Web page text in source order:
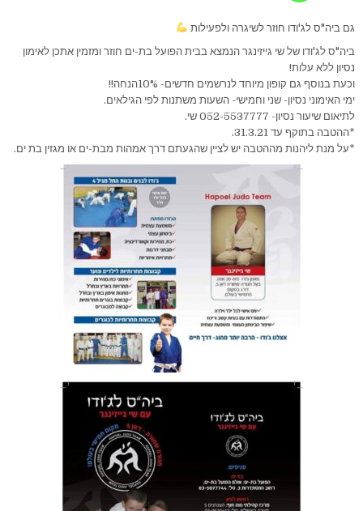
גם ביה"ס לג'ודו חוזר לשיגרה ולפעילות
ביה"ס לג'ודו של שי גייזינגר הנמצא בבית הפועל בת-ים חוזר ומזמין אתכן לאימון
נסיון ללא עלות!
וכעת בנוסף גם קופון מיוחד לנרשמים חדשים- 10%הנחה!!
ימי האימוני נסיון- שני וחמישי- השעות משתנות לפי הגילאים.
לתיאום שיעור נסיון- 052-5537777 שי.
*ההטבה בתוקף עד 31.3.21.
*על מנת ליהנות מההטבה יש לציין שהגעתם דרך אמהות מבת-ים או מגזין בת ים.